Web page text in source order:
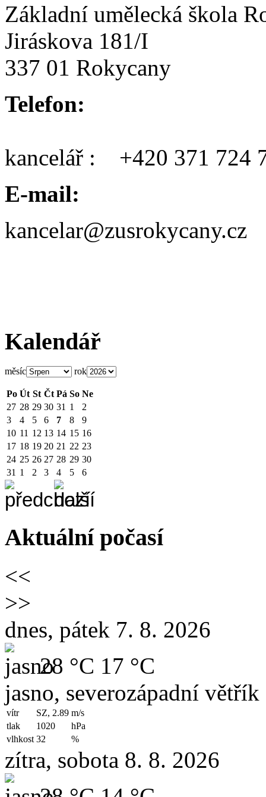
Základní umělecká škola
Jiráskova 181/I
337 01 Rokycany
Telefon:
kancelář : +420 371 724
E-mail:
kancelar@zusrokycany.cz
Kalendář
měsíc rok
Po Út St Čt Pá So Ne
27 28 29 30 31 1
2
3
4 5 6 7 8
9
10 11 12 13 14 15 16
17 18 19 20 21 22 23
24 25 26 27 28 29 30
31 1 2 3 4 5 6
Aktuální počasí
<<
>>
dnes, pátek 7. 8. 2026
28 °C 17 °C
jasno, severozápadní větřík
vítr SZ, 2.89 m/s
tlak
1020
hPa
vlhkost 32 %
zítra, sobota 8. 8. 2026